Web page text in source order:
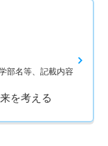
部名等、記載内容
を考える